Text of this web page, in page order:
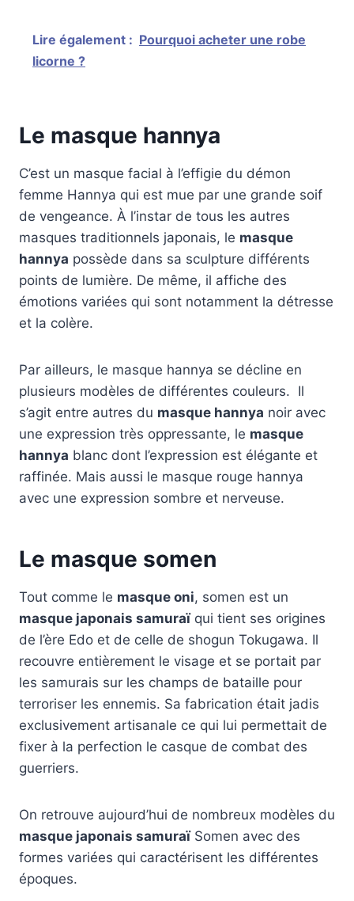
Lire également : Pourquoi acheter une robe
licorne ?
Le masque hannya
C’est un masque facial à l’effigie du démon
femme Hannya qui est mue par une grande soif
de vengeance. À l’instar de tous les autres
masques traditionnels japonais, le masque
hannya possède dans sa sculpture différents
points de lumière. De même, il affiche des
émotions variées qui sont notamment la détresse
et la colère.
Par ailleurs, le masque hannya se décline en
plusieurs modèles de différentes couleurs. Il
s’agit entre autres du masque hannya noir avec
une expression très oppressante, le masque
hannya blanc dont l’expression est élégante et
raffinée. Mais aussi le masque rouge hannya
avec une expression sombre et nerveuse.
Le masque somen
Tout comme le masque oni, somen est un
masque japonais samuraïqui tient ses origines
de l’ère Edo et de celle de shogun Tokugawa. Il
recouvre entièrement le visage et se portait par
les samurais sur les champs de bataille pour
terroriser les ennemis. Sa fabrication était jadis
exclusivement artisanale ce qui lui permettait de
fixer à la perfection le casque de combat des
guerriers.
On retrouve aujourd’hui de nombreux modèles du
masque japonais samuraïSomen avec des
formes variées qui caractérisent les différentes
époques.